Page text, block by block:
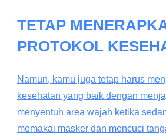
TETAP
PROTOKOL
Namun, kamu juga tetap harus
kesehatan yang baik dengan
menyentuh area wajah ketika
memakai masker dan mencuci